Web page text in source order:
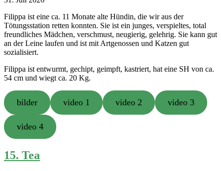
Filippa ist eine ca. 11 Monate alte Hündin, die wir aus der
Tötungsstation retten konnten. Sie ist ein junges, verspieltes, total
freundliches Mädchen, verschmust, neugierig, gelehrig. Sie kann gut
an der Leine laufen und ist mit Artgenossen und Katzen gut
sozialisiert.
Filippa ist entwurmt, gechipt, geimpft, kastriert, hat eine SH von ca.
54 cm und wiegt ca. 20 Kg.
bilder video 1 video 2 video 3
video 4
15. Tea